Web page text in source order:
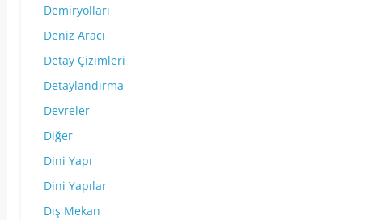
Demiryolları
Deniz Aracı
Detay Çizimleri
Detaylandırma
Devreler
Diğer
Dini Yapı
Dini Yapılar
Dış Mekan